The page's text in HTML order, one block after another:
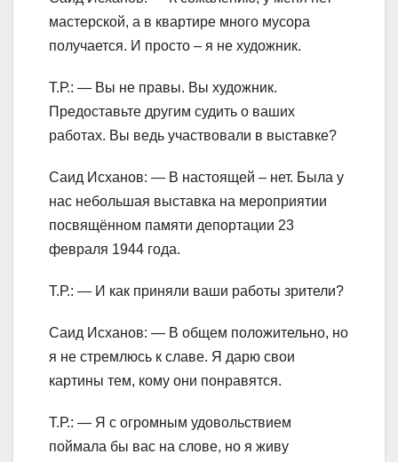
мастерской, а в квартире много мусора
получается. И просто – я не художник.
Т.Р.: — Вы не правы. Вы художник.
Предоставьте другим судить о ваших
работах. Вы ведь участвовали в выставке?
Саид Исханов: — В настоящей – нет. Была у
нас небольшая выставка на мероприятии
посвящённом памяти депортации 23
февраля 1944 года.
Т.Р.: — И как приняли ваши работы зрители?
Саид Исханов: — В общем положительно, но
я не стремлюсь к славе. Я дарю свои
картины тем, кому они понравятся.
Т.Р.: — Я с огромным удовольствием
поймала бы вас на слове, но я живу